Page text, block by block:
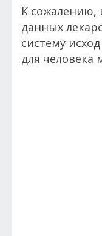
К сожалению,
данных
систему
для